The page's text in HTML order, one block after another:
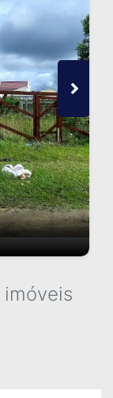
imóveis